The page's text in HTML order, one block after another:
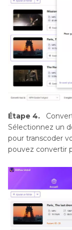
Étape 4.
Sélectionnez un
pour transcoder
pouvez convertir